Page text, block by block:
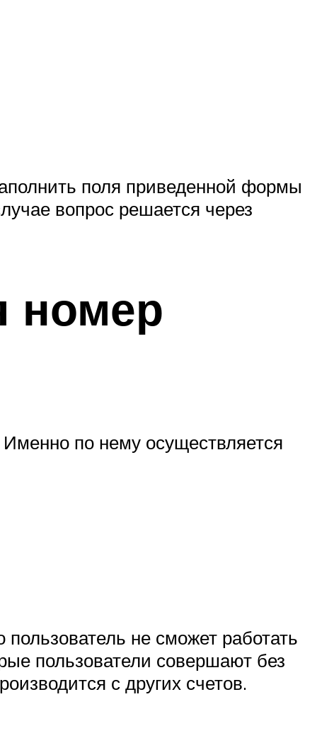
поля приведенной формы
вопрос решается через
номер
по нему осуществляется
не сможет работать
пользователи совершают без
с других счетов.